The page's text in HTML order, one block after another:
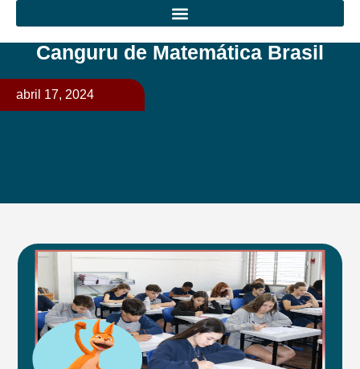
Canguru de Matemática Brasil
abril 17, 2024